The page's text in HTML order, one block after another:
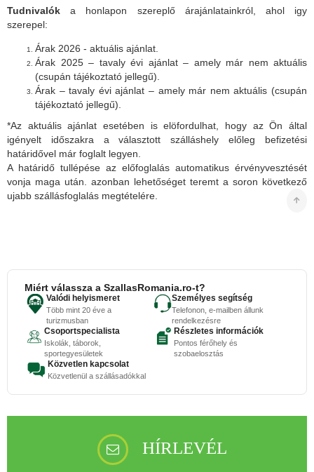
Tudnivalók a honlapon szereplő árajánlatainkról, ahol igy
szerepel:
Árak 2026 - aktuális ajánlat.
Árak 2025 – tavaly évi ajánlat – amely már nem aktuális
(csupán tájékoztató jellegű).
Árak – tavaly évi ajánlat – amely már nem aktuális (csupán
tájékoztató jellegű).
*Az aktuális ajánlat esetében is elöfordulhat, hogy az Ön által
igényelt időszakra a választott szálláshely előleg befizetési
határidővel már foglalt legyen.
A határidő tullépése az előfoglalás automatikus érvényvesztését
vonja maga után. azonban lehetőséget teremt a soron következő
ujabb szállásfoglalás megtételére.
Miért válassza a SzallasRomania.ro-t?
Valódi helyismeret
Több mint 20 éve a
turizmusban
Személyes segítség
Telefonon, e-mailben állunk
rendelkezésre
Csoportspecialista
Iskolák, táborok,
sportegyesületek
Részletes információk
Pontos férőhely és
szobaelosztás
Közvetlen kapcsolat
Közvetlenül a szállásadókkal
HÍRLEVÉL